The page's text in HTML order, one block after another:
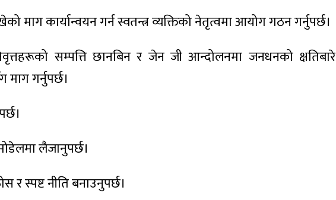
माग कार्यान्वयन गर्न स्वतन्त्र व्यक्तिको नेतृत्वमा आयोग गठन गर्नुपर्छ।
सम्पत्ति छानबिन र जेन जी आन्दोलनमा जनधनको क्षतिबारे
गर्नुपर्छ।
लैजानुपर्छ।
स्पष्ट नीति बनाउनुपर्छ।